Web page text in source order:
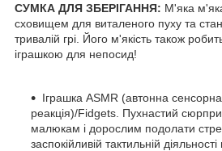
СУМКА ДЛЯ ЗБЕРІГАННЯ: М'яка
сховищем для виталеного пуху та
тривалій грі. Його м'якість також
іграшкою для непосид!
Іграшка ASMR (автонна
реакція)/Fidgets. Пухнастий
малюкам і дорослим подолати
заспокійливій тактильній